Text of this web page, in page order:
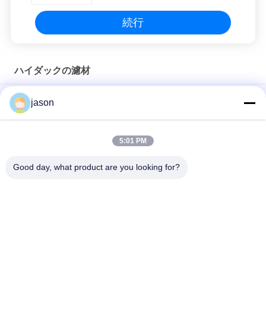
続行
ハイダックの濾材
Hydac 309517 0240R050W/HC/-KB Hydac Return Line
Elements
jason
5:01 PM
Good day, what product are you looking for?